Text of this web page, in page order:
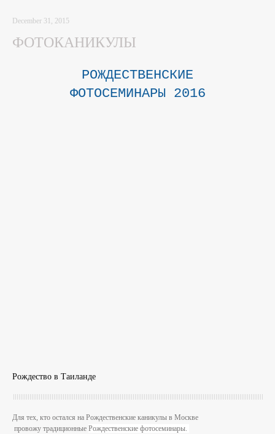
December 31, 2015
ФОТОКАНИКУЛЫ
РОЖДЕСТВЕНСКИЕ
ФОТОСЕМИНАРЫ 2016
Рождество в Таиланде
Для тех, кто остался на Рождественские каникулы в Москве
провожу традиционные Рождественские фотосеминары.